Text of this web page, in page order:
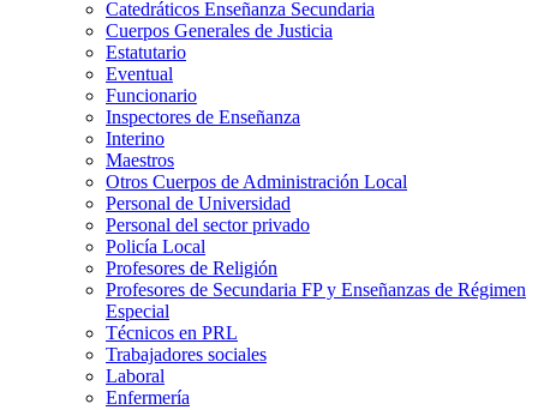
Catedráticos Enseñanza Secundaria
Cuerpos Generales de Justicia
Estatutario
Eventual
Funcionario
Inspectores de Enseñanza
Interino
Maestros
Otros Cuerpos de Administración Local
Personal de Universidad
Personal del sector privado
Policía Local
Profesores de Religión
Profesores de Secundaria FP y Enseñanzas de Régimen
Especial
Técnicos en PRL
Trabajadores sociales
Laboral
Enfermería